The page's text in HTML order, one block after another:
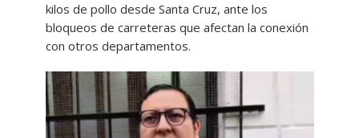
kilos de pollo desde Santa Cruz, ante los
bloqueos de carreteras que afectan la conexión
con otros departamentos.